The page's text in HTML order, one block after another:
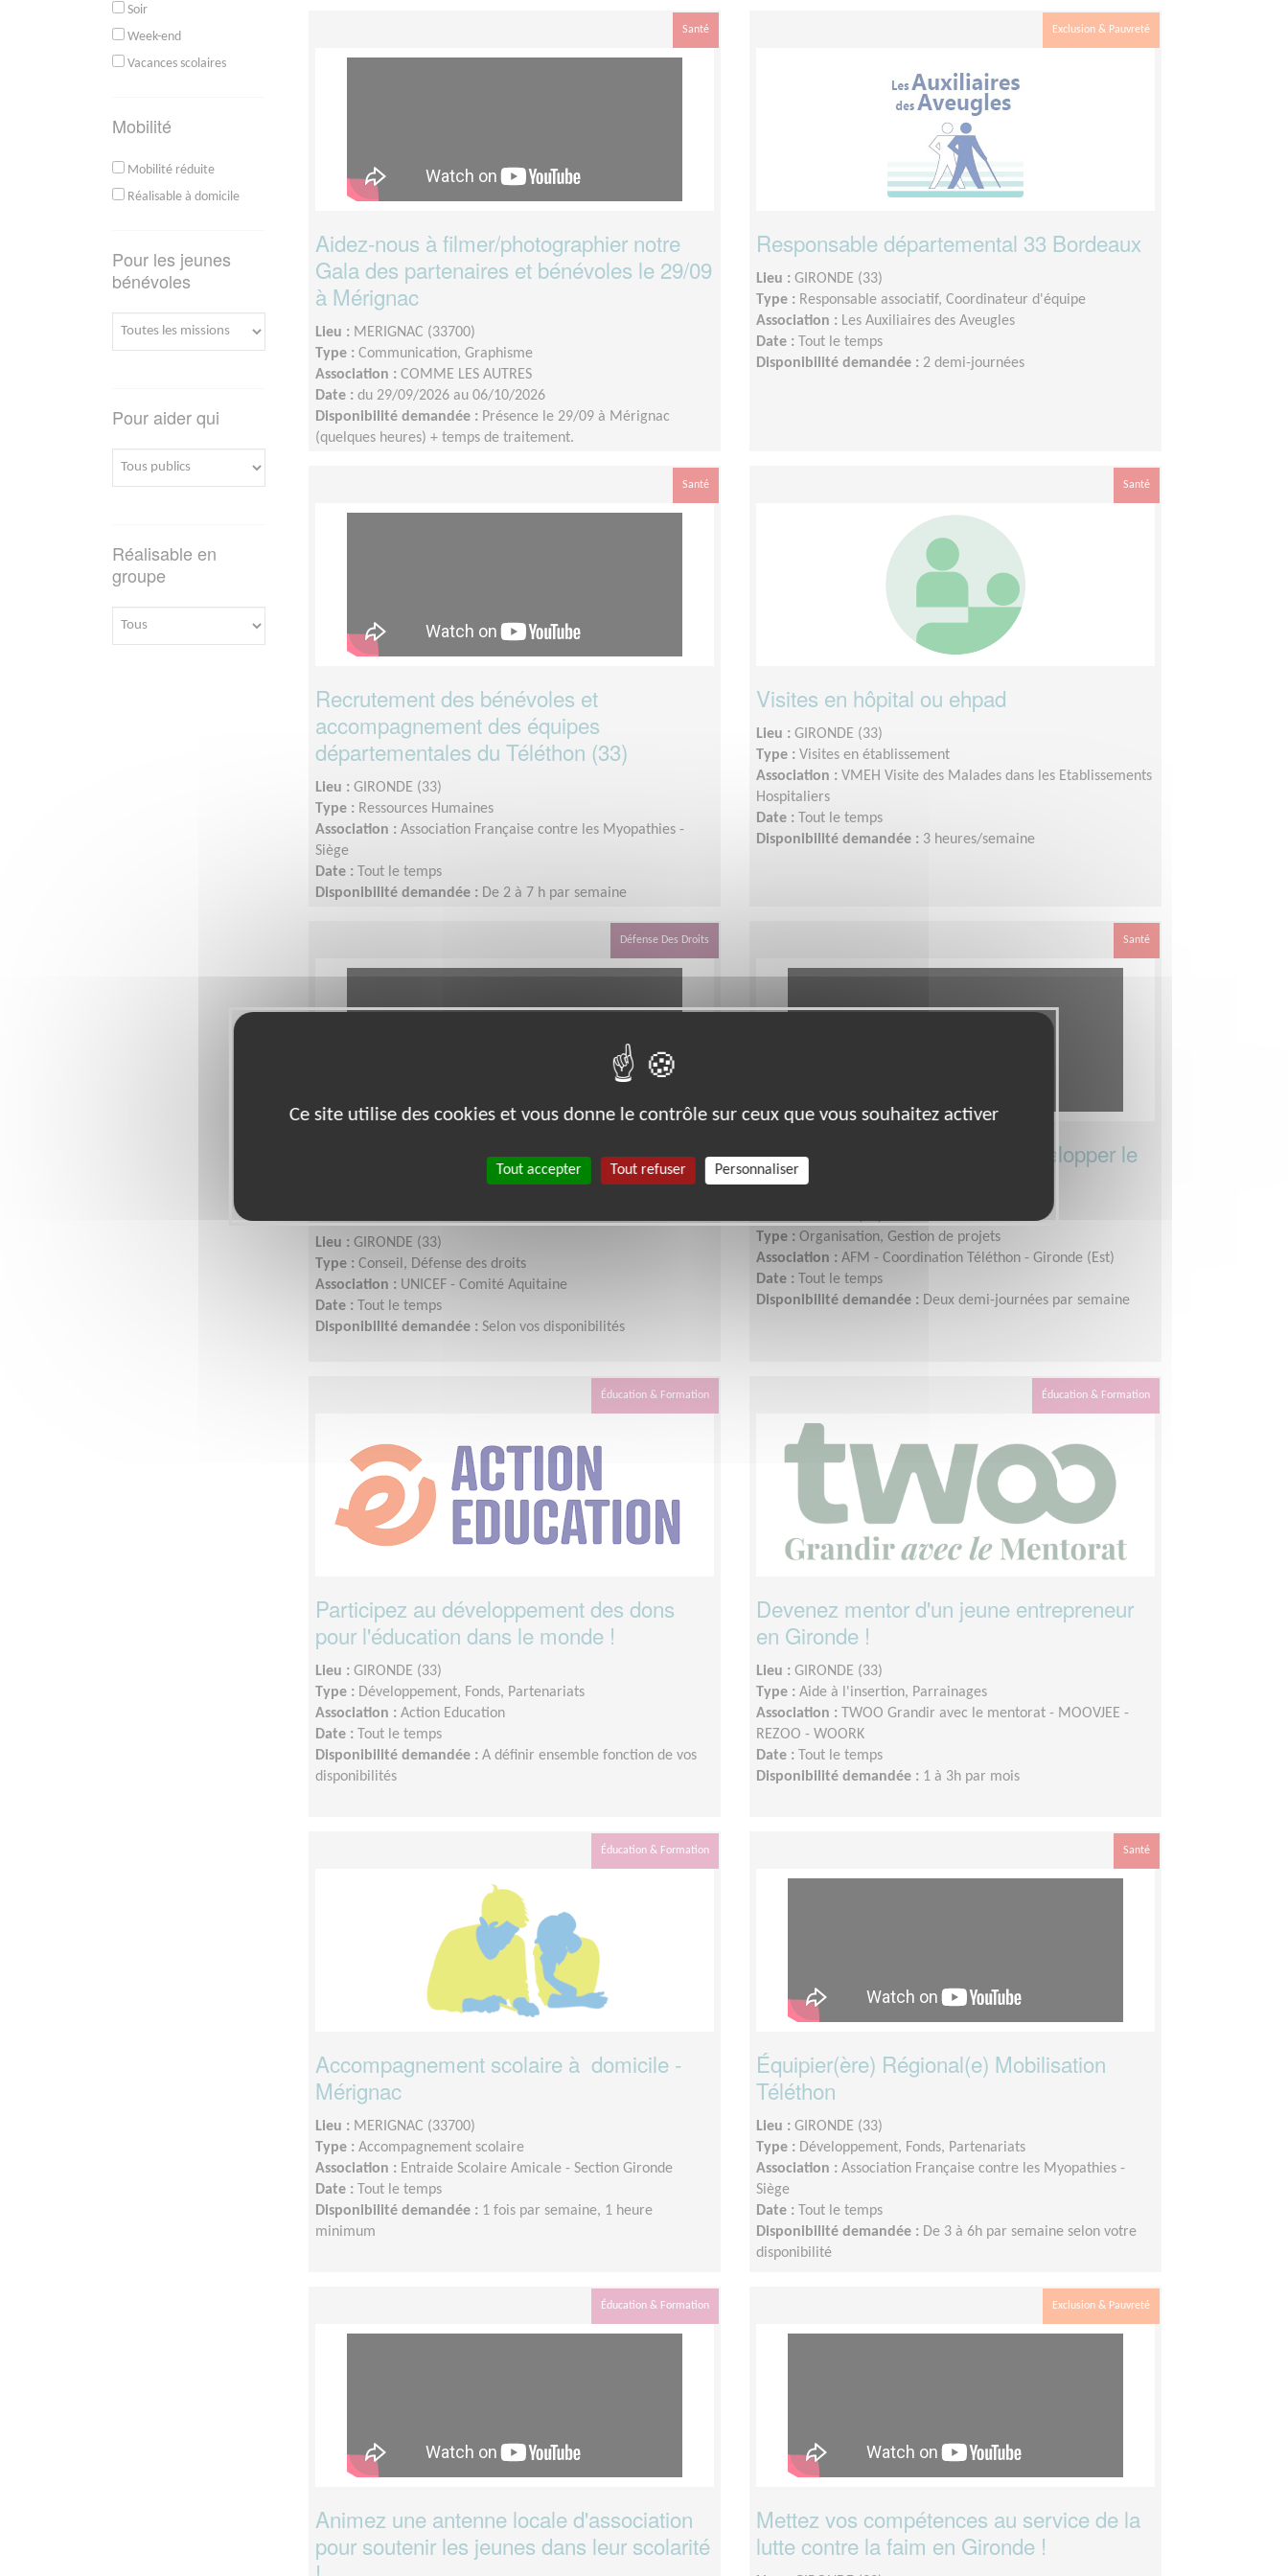
Soir
Week-end
Vacances scolaires
Mobilité
Mobilité réduite
Réalisable à domicile
Pour les jeunes
bénévoles
Pour aider qui
Réalisable en
groupe
Santé
Aidez-nous à filmer/photographier notre
Gala des partenaires et bénévoles le 29/09
à Mérignac
Lieu : MERIGNAC (33700)
Type : Communication, Graphisme
Association : COMME LES AUTRES
Date : du 29/09/2026 au 06/10/2026
Disponibilité demandée : Présence le 29/09 à Mérignac
(quelques heures) + temps de traitement.
Exclusion & Pauvreté
Responsable départemental 33 Bordeaux
Lieu : GIRONDE (33)
Type : Responsable associatif, Coordinateur d'équipe
Association : Les Auxiliaires des Aveugles
Date :
Tout le temps
Disponibilité demandée : 2 demi-journées
Santé
Recrutement des bénévoles et
accompagnement des équipes
départementales du Téléthon (33)
Lieu : GIRONDE (33)
Type : Ressources Humaines
Association : Association Française contre les Myopathies -
Siège
Date :
Tout le temps
Disponibilité demandée : De 2 à 7 h par semaine
Santé
Visites en hôpital ou ehpad
Lieu : GIRONDE (33)
Type : Visites en établissement
Association : VMEH Visite des Malades dans les Etablissements
Hospitaliers
Date :
Tout le temps
Disponibilité demandée : 3 heures/semaine
Défense Des Droits
S'engager pour une association de
défense des droits des enfants et agir
Lieu : GIRONDE (33)
Type : Conseil, Défense des droits
Association : UNICEF - Comité Aquitaine
Date :
Tout le temps
Disponibilité demandée : Selon vos disponibilités
Santé
Mobiliser - Communiquer - Développer le
Téléthon
Type : Organisation, Gestion de projets
Association : AFM - Coordination Téléthon - Gironde (Est)
Date :
Tout le temps
Disponibilité demandée : Deux demi-journées par semaine
Éducation & Formation
Participez au développement des dons
pour l'éducation dans le monde !
Lieu : GIRONDE (33)
Type : Développement, Fonds, Partenariats
Association : Action Education
Date :
Tout le temps
Disponibilité demandée : A définir ensemble fonction de vos
disponibilités
Éducation & Formation
Devenez mentor d'un jeune entrepreneur
en Gironde !
Lieu : GIRONDE (33)
Type : Aide à l'insertion, Parrainages
Association :
TWOO Grandir avec le mentorat - MOOVJEE -
REZOO - WOORK
Date :
Tout le temps
Disponibilité demandée : 1 à 3h par mois
Éducation & Formation
Accompagnement scolaire à domicile -
Mérignac
Lieu : MERIGNAC (33700)
Type : Accompagnement scolaire
Association : Entraide Scolaire Amicale - Section Gironde
Date :
Tout le temps
Disponibilité demandée : 1 fois par semaine, 1 heure
minimum
Santé
Équipier(ère) Régional(e) Mobilisation
Téléthon
Lieu : GIRONDE (33)
Type : Développement, Fonds, Partenariats
Association : Association Française contre les Myopathies -
Siège
Date :
Tout le temps
Disponibilité demandée : De 3 à 6h par semaine selon votre
disponibilité
Éducation & Formation
Animez une antenne locale d'association
pour soutenir les jeunes dans leur scolarité
Exclusion & Pauvreté
Mettez vos compétences au service de la
lutte contre la faim en Gironde !
Ce site utilise des cookies et vous donne le contrôle sur ceux que vous souhaitez activer
Tout accepter Tout refuser Personnaliser